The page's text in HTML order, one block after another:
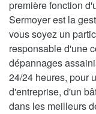
première fonction
Sermoyer est la
vous soyez un
responsable d'une
dépannages
24/24 heures, pour
d'entreprise, d'un
dans les meilleurs